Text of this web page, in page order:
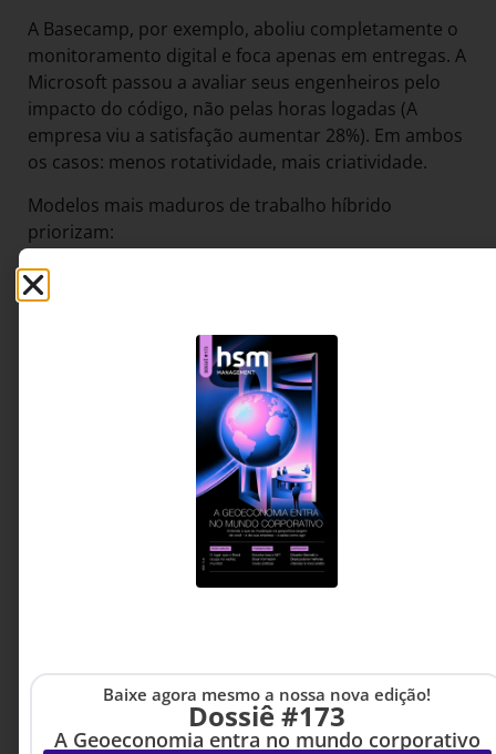
A Basecamp, por exemplo, aboliu completamente o
monitoramento digital e foca apenas em entregas. A
Microsoft passou a avaliar seus engenheiros pelo
impacto do código, não pelas horas logadas (A
empresa viu a satisfação aumentar 28%). Em ambos
os casos: menos rotatividade, mais criatividade.
Modelos mais maduros de trabalho híbrido
priorizam:
monitoramento, se existirem;
Feedback contínuo como substituto da
vigilância passiva;
Ferramentas de apoio à saúde mental e à
organização pessoal.
O futuro do trabalho híbrido não precisa ser
distópico. Ele pode ser uma síntese positiva entre o
físico e o digital — se houver clareza sobre o que se
valoriza: confiança ou controle?
vigilância digital. Empresas visionárias estão
descobrindo que confiança gera mais resultados
que controle.
Baixe agora mesmo a nossa nova edição!
Dossiê #173
A Geoeconomia entra no mundo corporativo